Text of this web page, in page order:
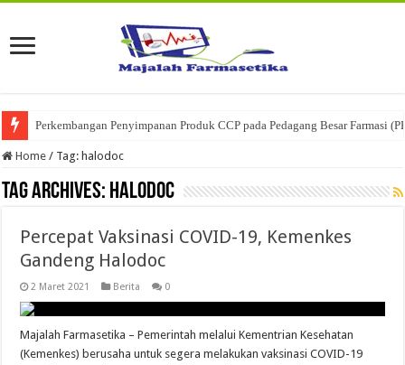
Perkembangan Penyimpanan Produk CCP pada Pedagang Besar Farmasi
Home / Tag: halodoc
Tag Archives: halodoc
Percepat Vaksinasi COVID-19, Kemenkes
Gandeng Halodoc
2 Maret 2021 Berita 0
Majalah Farmasetika – Pemerintah melalui Kementrian Kesehatan
(Kemenkes) berusaha untuk segera melakukan vaksinasi COVID-19